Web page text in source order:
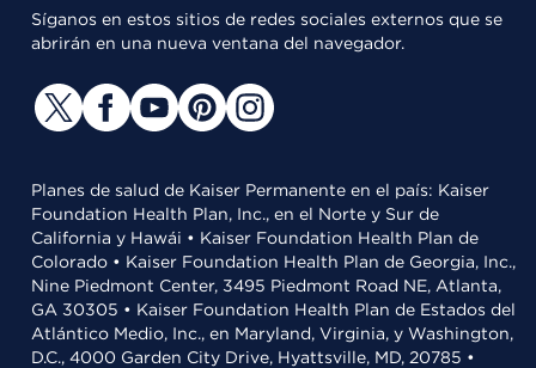
Síganos en estos sitios de redes sociales externos que se
abrirán en una nueva ventana del navegador.
Planes de salud de Kaiser Permanente en el país: Kaiser
Foundation Health Plan, Inc., en el Norte y Sur de
California y Hawái • Kaiser Foundation Health Plan de
Colorado • Kaiser Foundation Health Plan de Georgia, Inc.,
Nine Piedmont Center, 3495 Piedmont Road NE, Atlanta,
GA 30305 • Kaiser Foundation Health Plan de Estados del
Atlántico Medio, Inc., en Maryland, Virginia, y Washington,
D.C., 4000 Garden City Drive, Hyattsville, MD, 20785 •